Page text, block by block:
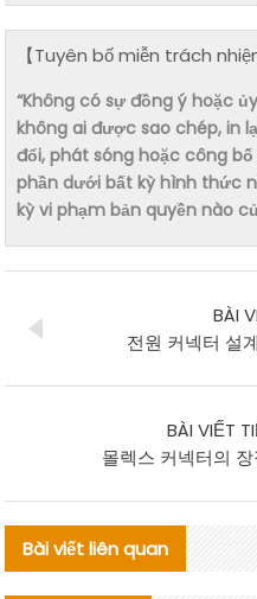
【Tuyên bố miễn trách
“Không có sự đồng ý hoặc
không ai được sao chép, in
đổi, phát sóng hoặc công
phần dưới bất kỳ hình thức
kỳ vi phạm bản quyền nào
BÀI
전원 커넥터 설
BÀI VIẾT
몰렉스 커넥터의
Bài viết liên quan